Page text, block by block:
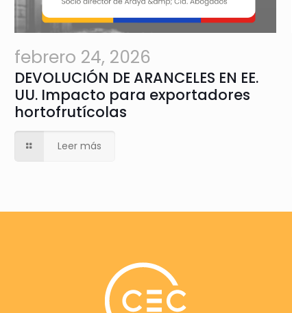
febrero 24, 2026
DEVOLUCIÓN DE ARANCELES EN EE.
UU. Impacto para exportadores
hortofrutícolas
Leer más